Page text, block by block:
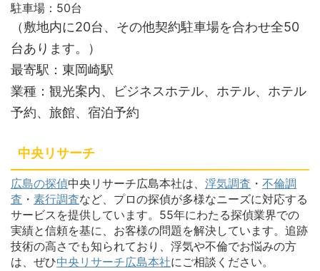
駐車場：50台
（敷地内に20台、その他契約駐車場を合わせ全50
台あります。）
最寄駅：東岡崎駅
業種：観光案内、ビジネスホテル、ホテル、ホテル
予約、旅館、宿泊予約
中央リサーチ
広島の探偵中央リサーチ広島本社は、 浮気調査 ・ 不倫調
査 ・ 素行調査など、プロの探偵が多様なニーズに対応する
サービスを提供しています。55年にわたる探偵業界での
実績と信頼を基に、お客様の問題を解決しています。追跡
技術の高さでも知られており、浮気や不倫でお悩みの方
は、ぜひ中央リサーチ広島本社にご相談ください。